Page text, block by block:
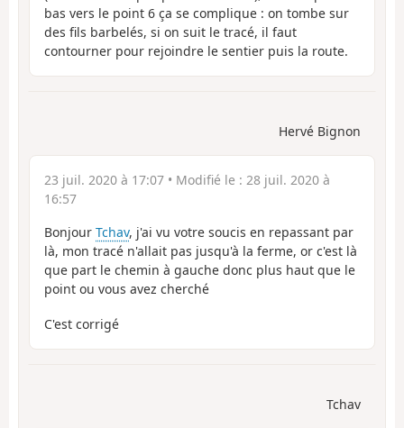
bas vers le point 6 ça se complique : on tombe sur
des fils barbelés, si on suit le tracé, il faut
contourner pour rejoindre le sentier puis la route.
Hervé Bignon
23 juil. 2020 à 17:07 • Modifié le : 28 juil. 2020 à
16:57
Bonjour Tchav, j'ai vu votre soucis en repassant par
là, mon tracé n'allait pas jusqu'à la ferme, or c'est là
que part le chemin à gauche donc plus haut que le
point ou vous avez cherché
C'est corrigé
Tchav